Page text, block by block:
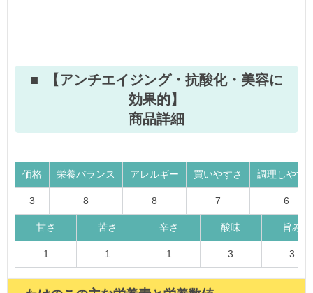
【アンチエイジング・抗酸化・美容に
効果的】
商品詳細
価格
3
栄養バランス
8
アレルギー
8
買いやすさ
7
調理しやす
6
甘さ
1
苦さ
1
辛さ
1
酸味
3
旨み
3